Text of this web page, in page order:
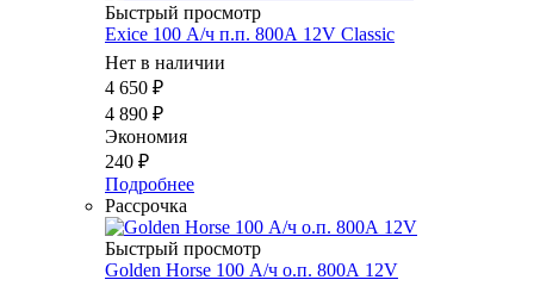
Быстрый просмотр
Exice 100 А/ч п.п. 800А 12V Classic
Нет в наличии
4 650 ₽
4 890 ₽
Экономия
240 ₽
Подробнее
Рассрочка
Быстрый просмотр
Golden Horse 100 А/ч о.п. 800А 12V